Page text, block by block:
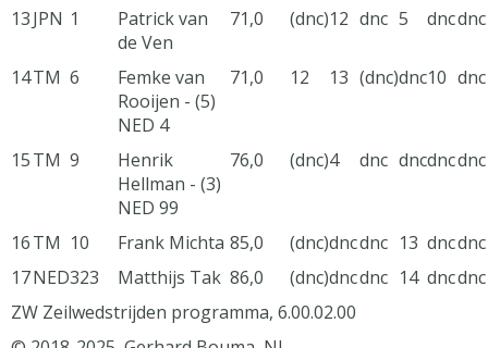
13JPN 1
Patrick van
de Ven
71,0 (dnc)12 dnc 5 dncdnc
14TM 6
Femke van
Rooijen - (5)
NED 4
71,0 12 13 (dnc)dnc10 dnc
15TM 9
Henrik
Hellman - (3)
NED 99
76,0 (dnc)4 dnc dncdncdnc
16TM 10 Frank Michta 85,0 (dnc)dncdnc 13 dncdnc
17NED323 Matthijs Tak 86,0 (dnc)dncdnc 14 dncdnc
ZW Zeilwedstrijden programma, 6.00.02.00